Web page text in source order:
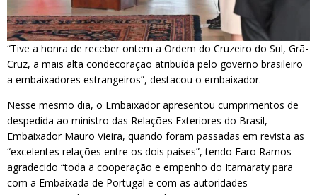
“Tive a honra de receber ontem a Ordem do Cruzeiro do Sul, Grã-
Cruz, a mais alta condecoração atribuída pelo governo brasileiro
a embaixadores estrangeiros”, destacou o embaixador.
Nesse mesmo dia, o Embaixador apresentou cumprimentos de
despedida ao ministro das Relações Exteriores do Brasil,
Embaixador Mauro Vieira, quando foram passadas em revista as
“excelentes relações entre os dois países”, tendo Faro Ramos
agradecido “toda a cooperação e empenho do Itamaraty para
com a Embaixada de Portugal e com as autoridades